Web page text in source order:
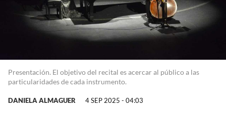
Presentación. El objetivo del recital es acercar al público a las
particularidades de cada instrumento.
DANIELA ALMAGUER 4 SEP 2025 - 04:03